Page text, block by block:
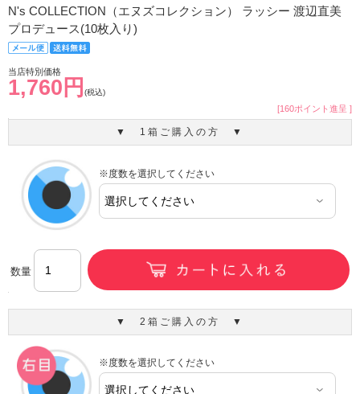
N's COLLECTION（エヌズコレクション） ラッシー 渡辺直美
プロデュース(10枚入り)
当店特別価格
1,760円 (税込)
[160ポイント進呈 ]
▼ 1箱ご購入の方 ▼
※度数を選択してください
数量
▼ 2箱ご購入の方 ▼
※度数を選択してください